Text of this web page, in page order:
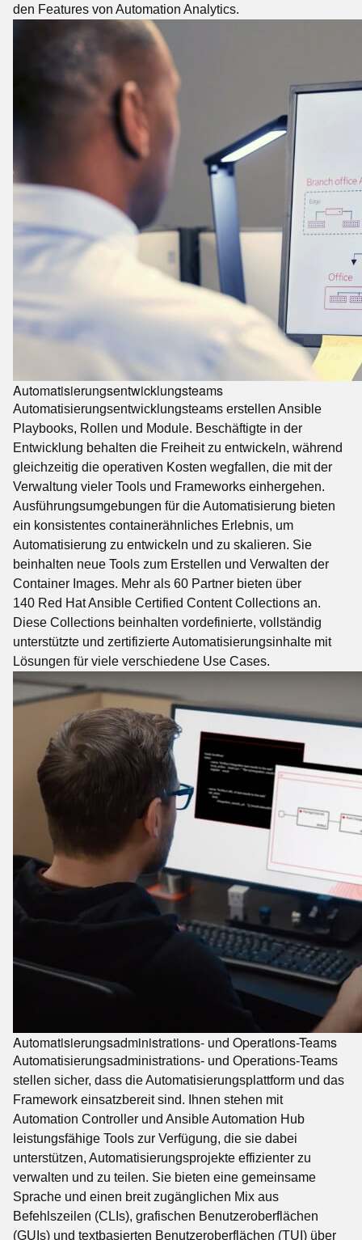
den Features von Automation Analytics.
Automatisierungsentwicklungsteams
Automatisierungsentwicklungsteams erstellen Ansible
Playbooks, Rollen und Module. Beschäftigte in der
Entwicklung behalten die Freiheit zu entwickeln, während
gleichzeitig die operativen Kosten wegfallen, die mit der
Verwaltung vieler Tools und Frameworks einhergehen.
Ausführungsumgebungen für die Automatisierung bieten
ein konsistentes containerähnliches Erlebnis, um
Automatisierung zu entwickeln und zu skalieren. Sie
beinhalten neue Tools zum Erstellen und Verwalten der
Container Images. Mehr als 60 Partner bieten über
140 Red Hat Ansible Certified Content Collections an.
Diese Collections beinhalten vordefinierte, vollständig
unterstützte und zertifizierte Automatisierungsinhalte mit
Lösungen für viele verschiedene Use Cases.
Automatisierungsadministrations- und Operations-Teams
Automatisierungsadministrations- und Operations-Teams
stellen sicher, dass die Automatisierungsplattform und das
Framework einsatzbereit sind. Ihnen stehen mit
Automation Controller und Ansible Automation Hub
leistungsfähige Tools zur Verfügung, die sie dabei
unterstützen, Automatisierungsprojekte effizienter zu
verwalten und zu teilen. Sie bieten eine gemeinsame
Sprache und einen breit zugänglichen Mix aus
Befehlszeilen (CLIs), grafischen Benutzeroberflächen
(GUIs) und textbasierten Benutzeroberflächen (TUI) über